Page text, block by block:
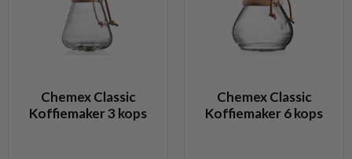
Chemex Classic
Koffiemaker 3 kops
Chemex Classic
Koffiemaker 6 kops